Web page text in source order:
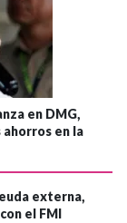
en DMG,
en la
externa,
el FMI